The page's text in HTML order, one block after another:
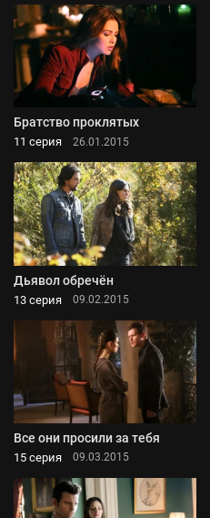
Братство проклятых
11 серия 26.01.2015
Дьявол обречён
13 серия 09.02.2015
Все они просили за тебя
15 серия 09.03.2015